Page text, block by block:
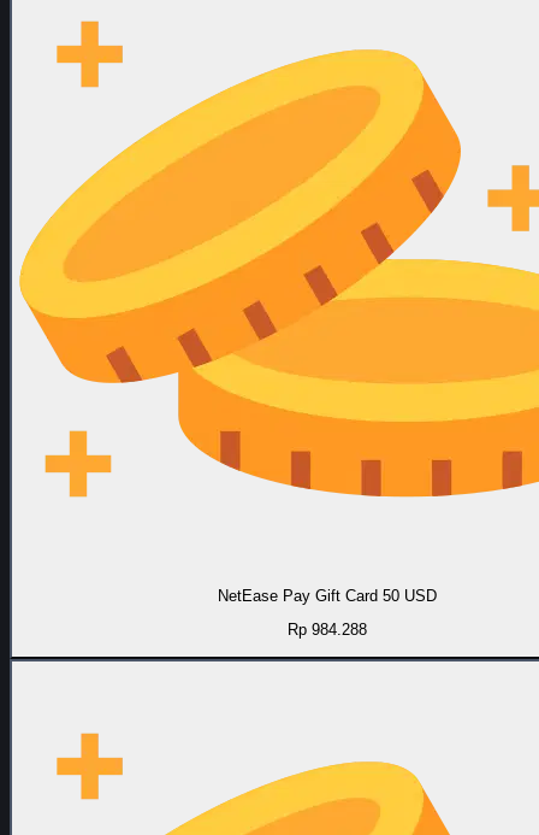
NetEase Pay Gift Card 50 USD
Rp 984.288